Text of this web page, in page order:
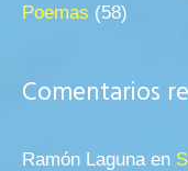
Poemas (58)
Comentarios
Ramón Laguna en